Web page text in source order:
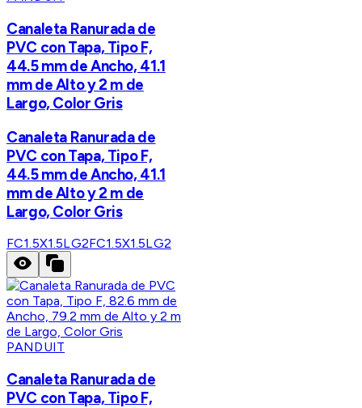
Canaleta Ranurada de
PVC con Tapa, Tipo F,
44.5 mm de Ancho, 41.1
mm de Alto y 2 m de
Largo, Color Gris
Canaleta Ranurada de
PVC con Tapa, Tipo F,
44.5 mm de Ancho, 41.1
mm de Alto y 2 m de
Largo, Color Gris
FC1.5X1.5LG2FC1.5X1.5LG2
PANDUIT
Canaleta Ranurada de
PVC con Tapa, Tipo F,